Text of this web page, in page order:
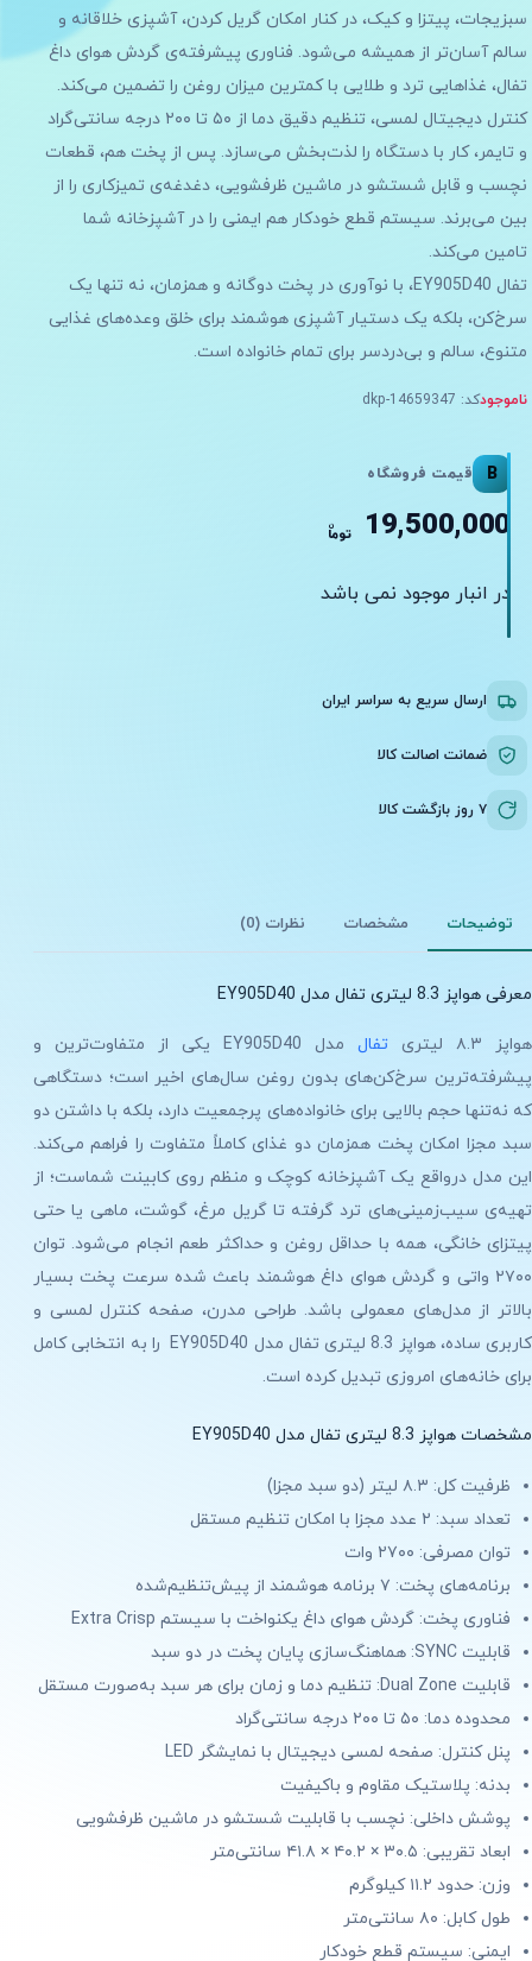
سبزیجات، پیتزا و کیک، در کنار امکان گریل کردن، آشپزی خلاقانه و
سالم آسان‌تر از همیشه می‌شود. فناوری پیشرفته‌ی گردش هوای داغ
تفال، غذاهایی ترد و طلایی با کمترین میزان روغن را تضمین می‌کند.
کنترل دیجیتال لمسی، تنظیم دقیق دما از ۵۰ تا ۲۰۰ درجه سانتی‌گراد
و تایمر، کار با دستگاه را لذت‌بخش می‌سازد. پس از پخت هم، قطعات
نچسب و قابل شستشو در ماشین ظرفشویی، دغدغه‌ی تمیزکاری را از
بین می‌برند. سیستم قطع خودکار هم ایمنی را در آشپزخانه شما
تامین می‌کند.
تفال EY905D40، با نوآوری در پخت دوگانه و همزمان، نه تنها یک
سرخ‌کن، بلکه یک دستیار آشپزی هوشمند برای خلق وعده‌های غذایی
متنوع، سالم و بی‌دردسر برای تمام خانواده است.
ناموجودکد: dkp-14659347
B قیمت فروشگاه
19,500,000 توما
ن
در انبار موجود نمی باشد
ارسال سریع به سراسر ایران
ضمانت اصالت کالا
۷ روز بازگشت کالا
توضیحات مشخصات نظرات (0)
معرفی هواپز 8.3 لیتری تفال مدل EY905D40
هواپز ۸.۳ لیتری تفال
مدل EY905D40 یکی از متفاوت‌ترین و
پیشرفته‌ترین سرخ‌کن‌های بدون روغن سال‌های اخیر است؛ دستگاهی
که نه‌تنها حجم بالایی برای خانواده‌های پرجمعیت دارد، بلکه با داشتن دو
سبد مجزا امکان پخت همزمان دو غذای کاملاً متفاوت را فراهم می‌کند.
این مدل درواقع یک آشپزخانه کوچک و منظم روی کابینت شماست؛ از
تهیه‌ی سیب‌زمینی‌های ترد گرفته تا گریل مرغ، گوشت، ماهی یا حتی
پیتزای خانگی، همه با حداقل روغن و حداکثر طعم انجام می‌شود. توان
۲۷۰۰ واتی و گردش هوای داغ هوشمند باعث شده سرعت پخت بسیار
بالاتر از مدل‌های معمولی باشد. طراحی مدرن، صفحه کنترل لمسی و
کاربری ساده، هواپز 8.3 لیتری تفال مدل EY905D40 را به انتخابی کامل
برای خانه‌های امروزی تبدیل کرده است.
مشخصات هواپز 8.3 لیتری تفال مدل EY905D40
ظرفیت کل: ۸.۳ لیتر (دو سبد مجزا)
تعداد سبد: ۲ عدد مجزا با امکان تنظیم مستقل
توان مصرفی: ۲۷۰۰ وات
برنامه‌های پخت: ۷ برنامه هوشمند از پیش‌تنظیم‌شده
فناوری پخت: گردش هوای داغ یکنواخت با سیستم Extra Crisp
قابلیت SYNC: هماهنگ‌سازی پایان پخت در دو سبد
قابلیت Dual Zone: تنظیم دما و زمان برای هر سبد به‌صورت مستقل
محدوده دما: ۵۰ تا ۲۰۰ درجه سانتی‌گراد
پنل کنترل: صفحه لمسی دیجیتال با نمایشگر LED
بدنه: پلاستیک مقاوم و باکیفیت
پوشش داخلی: نچسب با قابلیت شستشو در ماشین ظرفشویی
ابعاد تقریبی: ۳۰.۵ × ۴۰.۲ × ۴۱.۸ سانتی‌متر
وزن: حدود ۱۱.۲ کیلوگرم
طول کابل: ۸۰ سانتی‌متر
ایمنی: سیستم قطع خودکار